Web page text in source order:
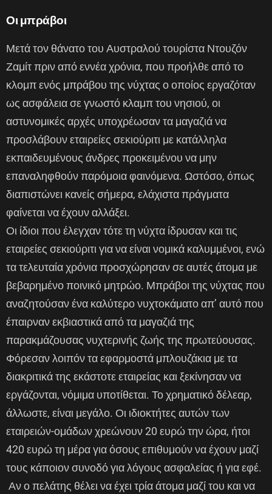
Οι μπράβοι
Μετά τον θάνατο του Αυστραλού τουρίστα Ντουζόν
Ζαμίτ πριν από εννέα χρόνια, που προήλθε από το
κλομπ ενός μπράβου της νύχτας ο οποίος εργαζόταν
ως ασφάλεια σε γνωστό κλαμπ του νησιού, οι
αστυνομικές αρχές υποχρέωσαν τα μαγαζιά να
προσλάβουν εταιρείες σεκιούριτι με κατάλληλα
εκπαιδευμένους άνδρες προκειμένου να μην
επαναληφθούν παρόμοια φαινόμενα. Ωστόσο, όπως
διαπιστώνει κανείς σήμερα, ελάχιστα πράγματα
φαίνεται να έχουν αλλάξει.
Οι ίδιοι που έλεγχαν τότε τη νύχτα ίδρυσαν και τις
εταιρείες σεκιούριτι για να είναι νομικά καλυμμένοι, ενώ
τα τελευταία χρόνια προσχώρησαν σε αυτές άτομα με
βεβαρημένο ποινικό μητρώο. Μπράβοι της νύχτας που
αναζητούσαν ένα καλύτερο νυχτοκάματο απ’ αυτό που
έπαιρναν εκβιαστικά από τα μαγαζιά της
παρακμάζουσας νυχτερινής ζωής της πρωτεύουσας.
Φόρεσαν λοιπόν τα εφαρμοστά μπλουζάκια με τα
διακριτικά της εκάστοτε εταιρείας και ξεκίνησαν να
εργάζονται, νόμιμα υποτίθεται. Το χρηματικό δέλεαρ,
άλλωστε, είναι μεγάλο. Οι ιδιοκτήτες αυτών των
εταιρειών-ομάδων χρεώνουν 20 ευρώ την ώρα, ήτοι
420 ευρώ τη μέρα για όσους επιθυμούν να έχουν μαζί
τους κάποιον συνοδό για λόγους ασφαλείας ή για εφέ.
Αν ο πελάτης θέλει να έχει τρία άτομα μαζί του και να